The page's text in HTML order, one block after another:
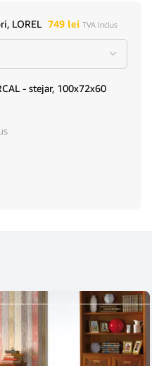
LOREL 749 lei TVA Inclus
- stejar, 100x72x60